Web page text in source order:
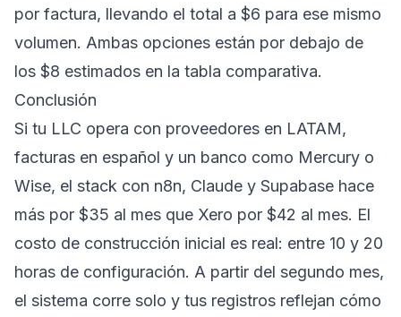
por factura, llevando el total a $6 para ese mismo
volumen. Ambas opciones están por debajo de
los $8 estimados en la tabla comparativa.
Conclusión
Si tu LLC opera con proveedores en LATAM,
facturas en español y un banco como Mercury o
Wise, el stack con n8n, Claude y Supabase hace
más por $35 al mes que Xero por $42 al mes. El
costo de construcción inicial es real: entre 10 y 20
horas de configuración. A partir del segundo mes,
el sistema corre solo y tus registros reflejan cómo